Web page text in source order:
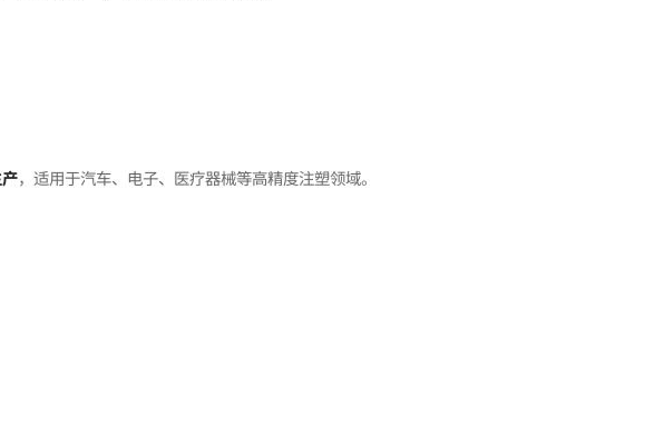
，适用于汽车、电子、医疗器械等高精度注塑领域。